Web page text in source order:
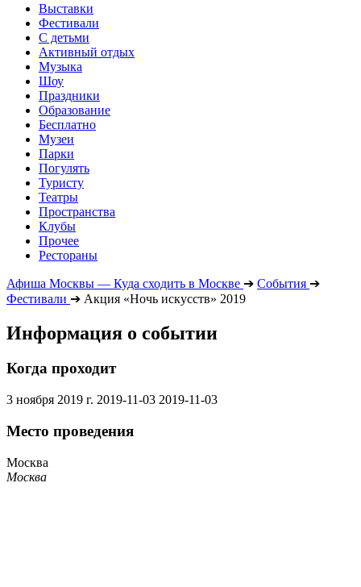
Выставки
Фестивали
С детьми
Активный отдых
Музыка
Шоу
Праздники
Образование
Бесплатно
Музеи
Парки
Погулять
Туристу
Театры
Пространства
Клубы
Прочее
Рестораны
Афиша Москвы — Куда сходить в Москве ➔ События ➔
Фестивали ➔ Акция «Ночь искусств» 2019
Информация о событии
Когда проходит
3 ноября 2019 г. 2019-11-03 2019-11-03
Место проведения
Москва
Москва